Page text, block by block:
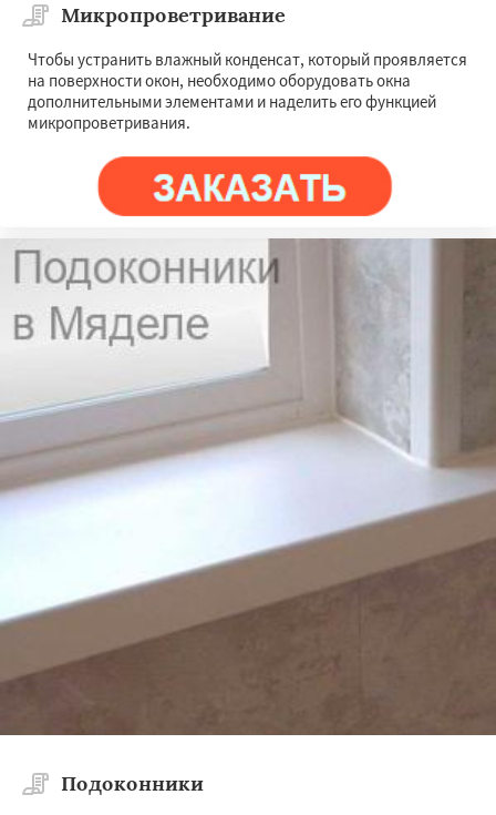
Микропроветривание
Чтобы устранить влажный конденсат, который проявляется
на поверхности окон, необходимо оборудовать окна
дополнительными элементами и наделить его функцией
микропроветривания.
Подоконники